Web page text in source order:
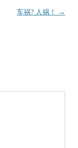
车祸? 人祸！ →